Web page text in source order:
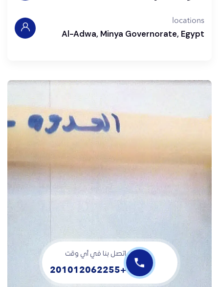
locations
Al-Adwa, Minya Governorate, Egypt
اتصل بنا في أي وقت
+201012062255